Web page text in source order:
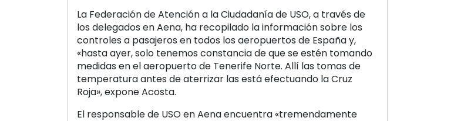
La Federación de Atención a la Ciudadanía de USO, a través de
los delegados en Aena, ha recopilado la información sobre los
controles a pasajeros en todos los aeropuertos de España y,
«hasta ayer, solo tenemos constancia de que se estén tomando
medidas en el aeropuerto de Tenerife Norte. Allí las tomas de
temperatura antes de aterrizar las está efectuando la Cruz
Roja», expone Acosta.
El responsable de USO en Aena encuentra «tremendamente